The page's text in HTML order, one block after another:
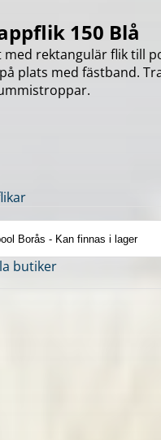
150 Blå
rektangulär flik till
plats med fästband.
butiker